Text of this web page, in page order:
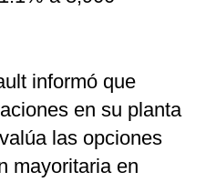
informó que
en su planta
las opciones
mayoritaria en